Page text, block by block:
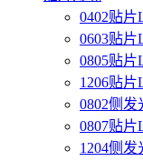
0402贴片
0603贴片
0805贴片
1206贴片
0802侧发
0807贴片
1204侧发